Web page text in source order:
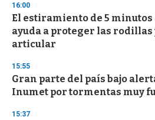
16:00
El estiramiento de 5
ayuda a proteger las
articular
15:55
Gran parte del país bajo
Inumet por tormentas muy
15:37